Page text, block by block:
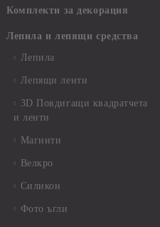
Комплекти за декорация
Лепила и лепящи средства
Лепила
Лепящи ленти
3D Повдигащи квадратчета
и ленти
Магнити
Велкро
Силикон
Фото ъгли